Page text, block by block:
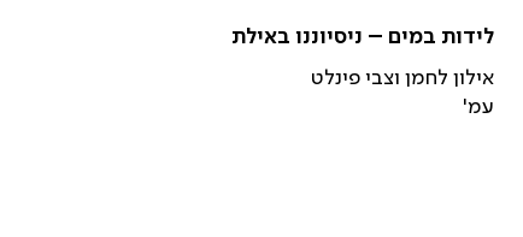
לידות במים – ניסיוננו באילת
אילון לחמן וצבי פינלט
עמ'